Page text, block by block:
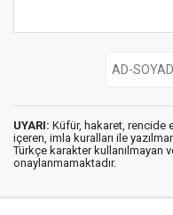
UYARI: Küfür, hakaret, rencide
içeren, imla kuralları ile
Türkçe karakter kullanılmayan
onaylanmamaktadır.